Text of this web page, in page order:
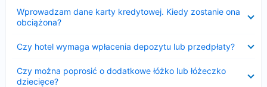
Wprowadzam dane karty kredytowej. Kiedy zostanie ona
obciążona?
Czy hotel wymaga wpłacenia depozytu lub przedpłaty?
Czy można poprosić o dodatkowe łóżko lub łóżeczko
dziecięce?